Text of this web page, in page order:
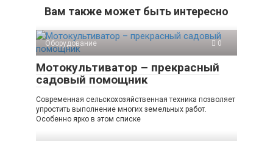
Вам также может быть интересно
Оборудование 0
Мотокультиватор – прекрасный
садовый помощник
Современная сельскохозяйственная техника позволяет
упростить выполнение многих земельных работ.
Особенно ярко в этом списке